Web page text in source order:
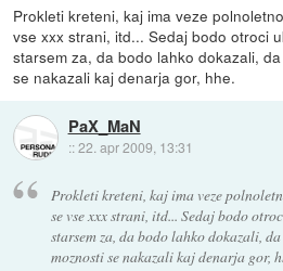
Prokleti kreteni, kaj ima veze
vse xxx strani, itd... Sedaj bodo otroci
starsem za, da bodo lahko dokazali,
se nakazali kaj denarja gor, hhe.
PaX_MaN
::22. apr 2009, 13:31
Prokleti kreteni, kaj ima veze
se vse xxx strani, itd... Sedaj bodo
starsem za, da bodo lahko dokazali,
moznosti se nakazali kaj denarja gor,